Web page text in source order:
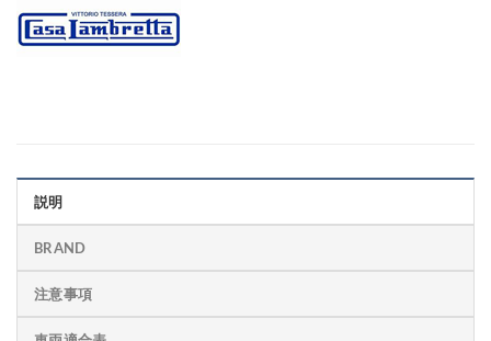
説明
BRAND
注意事項